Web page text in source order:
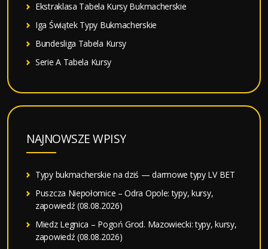
Ekstraklasa Tabela Kursy Bukmacherskie
Iga Świątek Typy Bukmacherskie
Bundesliga Tabela Kursy
Serie A Tabela Kursy
NAJNOWSZE WPISY
Typy bukmacherskie na dziś — darmowe typy LV BET
Puszcza Niepołomice – Odra Opole: typy, kursy,
zapowiedź (08.08.2026)
Miedz Legnica – Pogoń Grod. Mazowiecki: typy, kursy,
zapowiedź (08.08.2026)